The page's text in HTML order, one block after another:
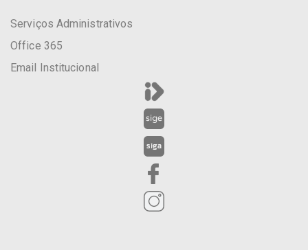
Serviços Administrativos
Office 365
Email Institucional